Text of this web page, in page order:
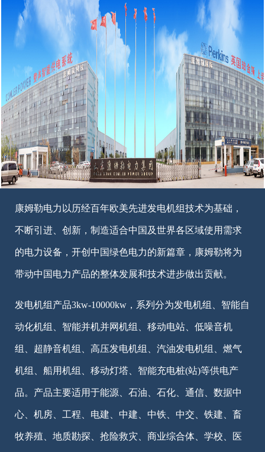
康姆勒电力以历经百年欧美先进发电机组技术为基础，
不断引进、创新，制造适合中国及世界各区域使用需求
的电力设备，开创中国绿色电力的新篇章，康姆勒将为
带动中国电力产品的整体发展和技术进步做出贡献。
发电机组产品3kw-10000kw，系列分为发电机组、智能自
动化机组、智能并机并网机组、移动电站、低噪音机
组、超静音机组、高压发电机组、汽油发电机组、燃气
机组、船用机组、移动灯塔、智能充电桩(站)等供电产
品。产品主要适用于能源、石油、石化、通信、数据中
心、机房、工程、电建、中建、中铁、中交、铁建、畜
牧养殖、地质勘探、抢险救灾、商业综合体、学校、医